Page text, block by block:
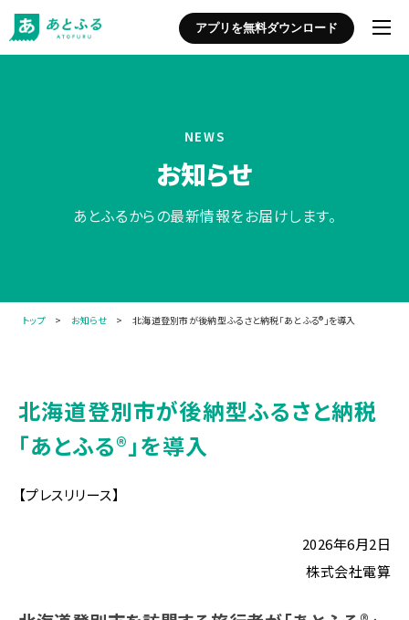
アプリを無料ダウンロード
NEWS
お知らせ
あとふるからの最新情報をお届けします。
トップ> お知らせ > 北海道登別市が後納型ふるさと納税「あとふる®︎」を導入
北海道登別市が後納型ふるさと納税
「あとふる®︎」を導入
【プレスリリース】
2026年6月2日
株式会社電算